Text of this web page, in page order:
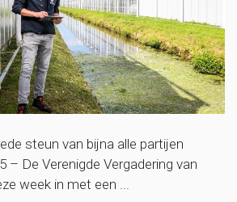
steun van bijna alle partijen
– De Verenigde Vergadering van
week in met een ...